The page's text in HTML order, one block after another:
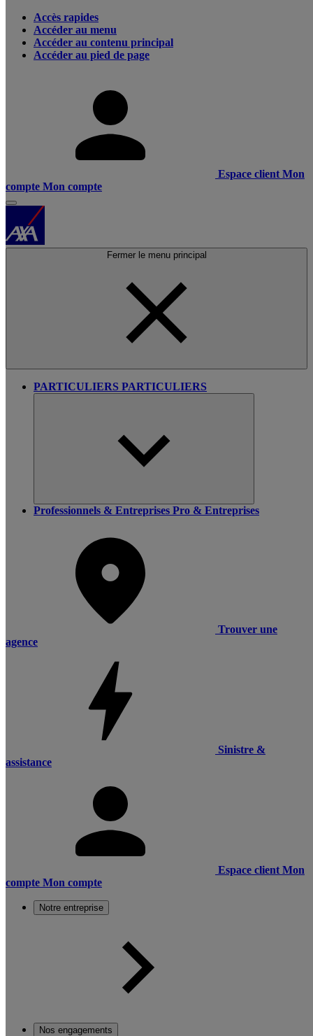
Accès rapides
Accéder au menu
Accéder au contenu principal
Accéder au pied de page
Espace client Mon
compte Mon compte
Fermer le menu principal
PARTICULIERS PARTICULIERS
Professionnels & Entreprises Pro & Entreprises
Trouver une
agence
Sinistre &
assistance
Espace client Mon
compte Mon compte
Notre entreprise
Nos engagements